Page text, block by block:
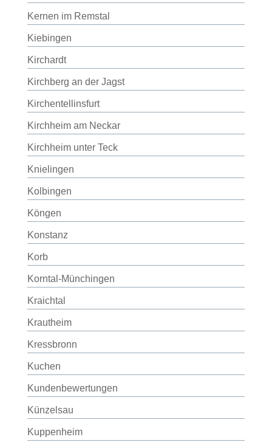
Kernen im Remstal
Kiebingen
Kirchardt
Kirchberg an der Jagst
Kirchentellinsfurt
Kirchheim am Neckar
Kirchheim unter Teck
Knielingen
Kolbingen
Köngen
Konstanz
Korb
Korntal-Münchingen
Kraichtal
Krautheim
Kressbronn
Kuchen
Kundenbewertungen
Künzelsau
Kuppenheim